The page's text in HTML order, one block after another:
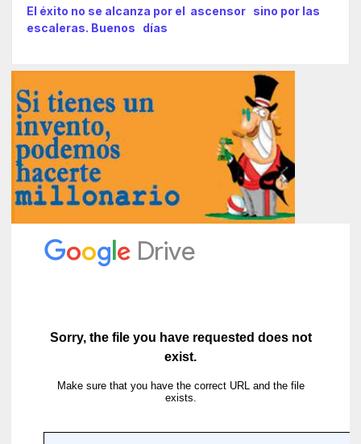
El éxito no se alcanza por el ascensor sino por las
escaleras. Buenos días